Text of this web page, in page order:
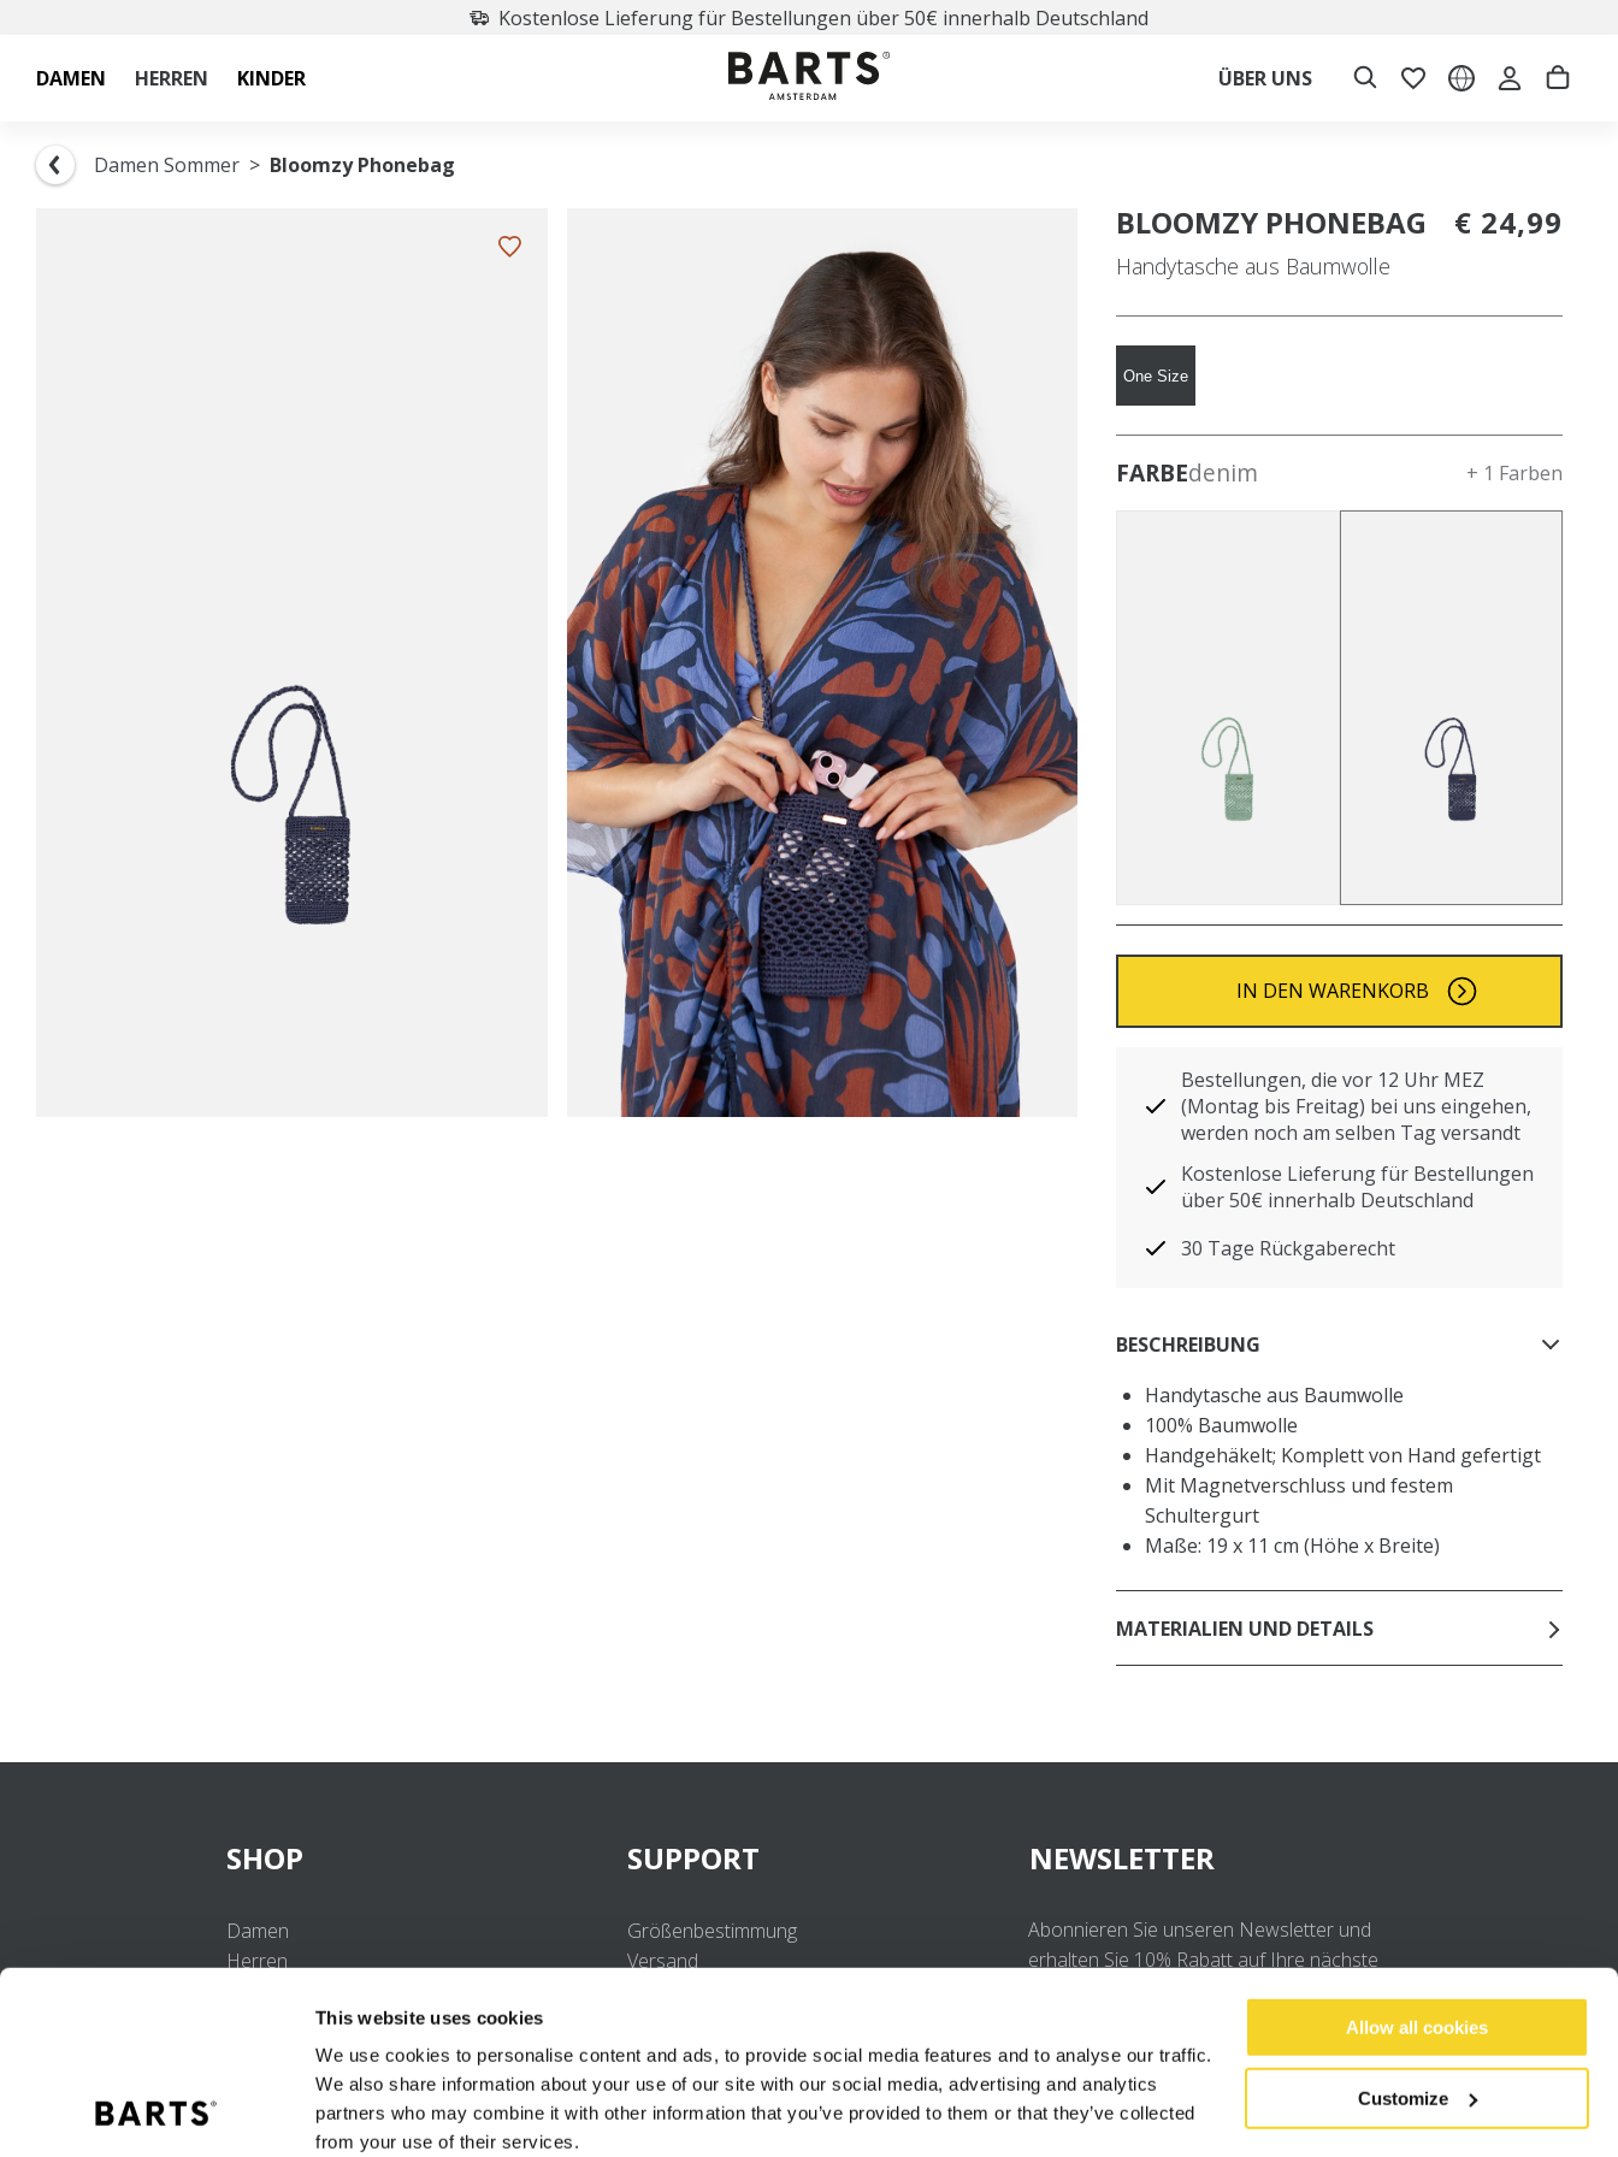
This website uses cookies
We use cookies to personalise content and ads, to provide social media features and to analyse our traffic.
We also share information about your use of our site with our social media, advertising and analytics
partners who may combine it with other information that you’ve provided to them or that they’ve collected
from your use of their services.
Allow all cookies
Customize
Kostenlose Lieferung für Bestellungen über 50€ innerhalb Deutschland
DAMEN HERREN KINDER ÜBER UNS
Damen Sommer Bloomzy Phonebag
BLOOMZY PHONEBAG
Handytasche aus Baumwolle
€ 24,99
One Size
FARBEdenim + 1 Farben
IN DEN WARENKORB
Bestellungen, die vor 12 Uhr MEZ
(Montag bis Freitag) bei uns eingehen,
werden noch am selben Tag versandt
Kostenlose Lieferung für Bestellungen
über 50€ innerhalb Deutschland
30 Tage Rückgaberecht
BESCHREIBUNG
Handytasche aus Baumwolle
100% Baumwolle
Handgehäkelt; Komplett von Hand gefertigt
Mit Magnetverschluss und festem
Schultergurt
Maße: 19 x 11 cm (Höhe x Breite)
MATERIALIEN UND DETAILS
SHOP
Damen
Herren
SUPPORT
Größenbestimmung
Versand
Kontakt
UV-Schutzstandard
B2B Portal Login
NEWSLETTER
Abonnieren Sie unseren Newsletter und
erhalten Sie 10% Rabatt auf Ihre nächste
OK
Ich stimme derDatenschutzerklärung.